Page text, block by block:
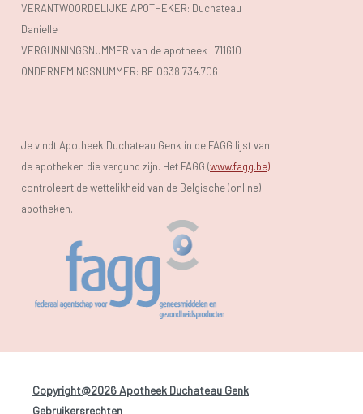
VERANTWOORDELIJKE APOTHEKER: Duchateau
Danielle
VERGUNNINGSNUMMER van de apotheek : 711610
ONDERNEMINGSNUMMER: BE 0638.734.706
Je vindt Apotheek Duchateau Genk in de FAGG lijst van
de apotheken die vergund zijn. Het FAGG (www.fagg.be)
controleert de wettelikheid van de Belgische (online)
apotheken.
Copyright@2026 Apotheek Duchateau Genk
Gebruikersrechten